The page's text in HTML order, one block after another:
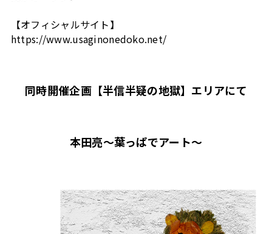
【オフィシャルサイト】
https://www.usaginonedoko.net/
同時開催企画【半信半疑の地獄】エリアにて
本田亮～葉っぱでアート～